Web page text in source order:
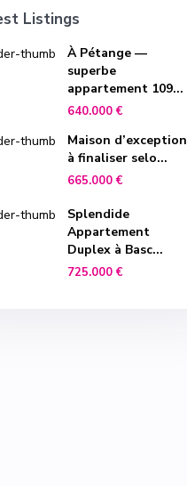
Listings
À Pétange —
superbe
appartement 109...
640.000 €
Maison d’exception
à finaliser selo...
665.000 €
Splendide
Appartement
Duplex à Basc...
725.000 €